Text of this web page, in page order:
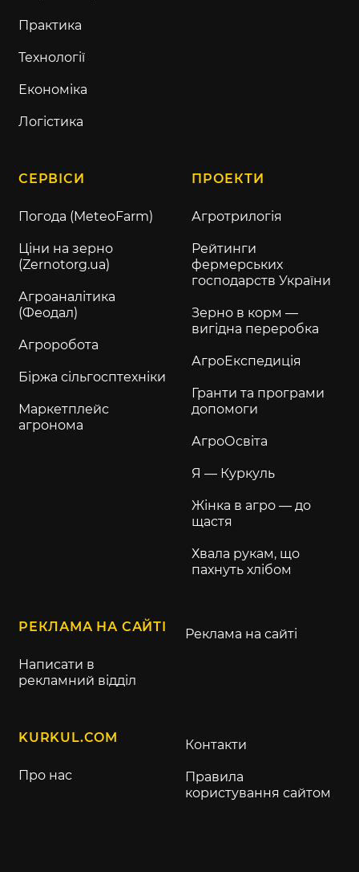
Практика
Технології
Економіка
Логістика
СЕРВІСИ
Погода (MeteoFarm)
Ціни на зерно
(Zernotorg.ua)
Агроаналітика
(Феодал)
Агроробота
Біржа сільгосптехніки
Маркетплейс
агронома
ПРОЕКТИ
Агротрилогія
Рейтинги
фермерських
господарств України
Зерно в корм —
вигідна переробка
АгроЕкспедиція
Гранти та програми
допомоги
АгроОсвіта
Я — Куркуль
Жінка в агро — до
щастя
Хвала рукам, що
пахнуть хлібом
РЕКЛАМА НА САЙТІ
Написати в
рекламний відділ
Реклама на сайті
KURKUL.COM
Про нас
Контакти
Правила
користування сайтом